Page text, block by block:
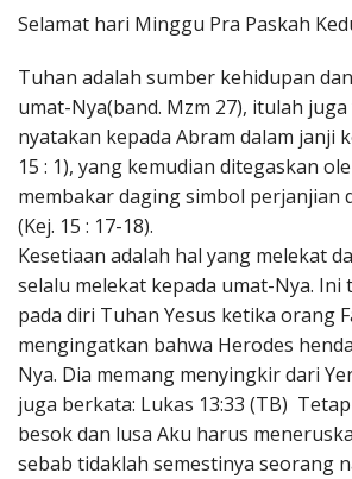
Penerbitan
Selamat hari Minggu Pra Paskah
Tuhan adalah sumber kehidupan
umat-Nya(band. Mzm 27), itulah
nyatakan kepada Abram dalam janji
15 : 1), yang kemudian ditegaskan
membakar daging simbol perjanjian
(Kej. 15 : 17-18).
Kesetiaan adalah hal yang melekat
selalu melekat kepada umat-Nya. Ini
pada diri Tuhan Yesus ketika orang
mengingatkan bahwa Herodes
Nya. Dia memang menyingkir dari
juga berkata: Lukas 13:33 (TB)
besok dan lusa Aku harus
sebab tidaklah semestinya seorang